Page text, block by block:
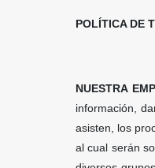
POLÍTICA DE
NUESTRA
información,
asisten, los
al cual serán